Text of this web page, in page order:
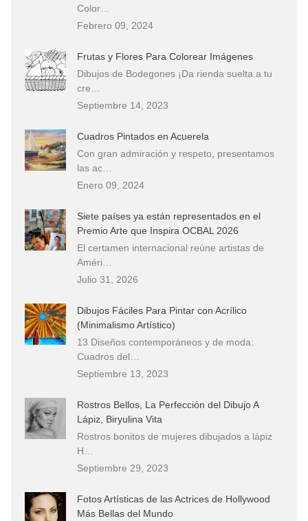
Color…
Febrero 09, 2024
Frutas y Flores Para Colorear Imágenes
Dibujos de Bodegones ¡Da rienda suelta a tu
cre…
Septiembre 14, 2023
Cuadros Pintados en Acuerela
Con gran admiración y respeto, presentamos
las ac…
Enero 09, 2024
Siete países ya están representados en el
Premio Arte que Inspira OCBAL 2026
El certamen internacional reúne artistas de
Améri…
Julio 31, 2026
Dibujos Fáciles Para Pintar con Acrílico
(Minimalismo Artístico)
13 Diseños contemporáneos y de moda:
Cuadros del…
Septiembre 13, 2023
Rostros Bellos, La Perfección del Dibujo A
Lápiz, Biryulina Vita
Rostros bonitos de mujeres dibujados a lápiz
H…
Septiembre 29, 2023
Fotos Artísticas de las Actrices de Hollywood
Más Bellas del Mundo